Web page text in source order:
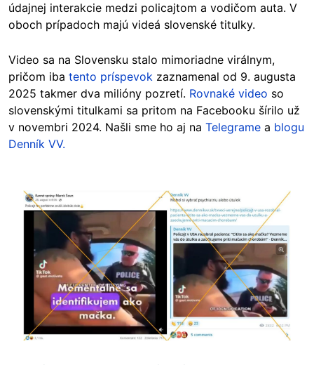
údajnej interakcie medzi policajtom a vodičom auta. V
oboch prípadoch majú videá slovenské titulky.
Video sa na Slovensku stalo mimoriadne virálnym,
pričom iba tento príspevok zaznamenal od 9. augusta
2025 takmer dva milióny pozretí. Rovnaké video so
slovenskými titulkami sa pritom na Facebooku šírilo už
v novembri 2024. Našli sme ho aj na Telegrame a blogu
Denník VV.
Image